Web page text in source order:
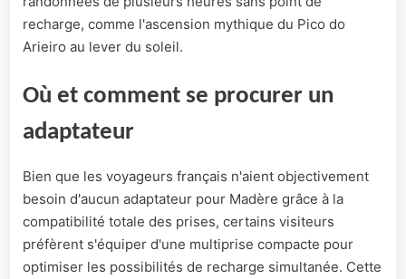
recharge, comme l'ascension mythique du Pico do
Arieiro au lever du soleil.
Où et comment se procurer un
adaptateur
Bien que les voyageurs français n'aient objectivement
besoin d'aucun adaptateur pour Madère grâce à la
compatibilité totale des prises, certains visiteurs
préfèrent s'équiper d'une multiprise compacte pour
optimiser les possibilités de recharge simultanée. Cette